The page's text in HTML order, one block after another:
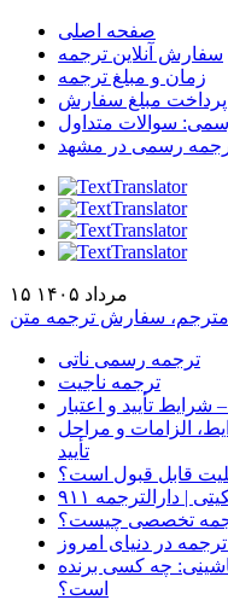
صفحه اصلی
سفارش آنلاین ترجمه
زمان و مبلغ ترجمه
پرداخت مبلغ سفارش
سوالات متداول
رسمی در مشهد
۱۵ مرداد ۱۴۰۵
مترجم، سفارش ترجمه متن
ترجمه رسمی ناتی
ترجمه ناجیت
تأیید و اعتبار
الزامات و مراحل
تأیید
قابل قبول است؟
دارالترجمه ۹۱۱
تخصصی چیست؟
در دنیای امروز
چه کسی برنده
است؟